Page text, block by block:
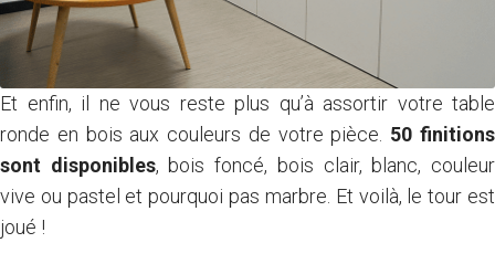
Et enfin, il ne vous reste plus qu’à assortir votre table
ronde en bois aux couleurs de votre pièce. 50 finitions
sont disponibles, bois foncé, bois clair, blanc, couleur
vive ou pastel et pourquoi pas marbre. Et voilà, le tour est
joué !